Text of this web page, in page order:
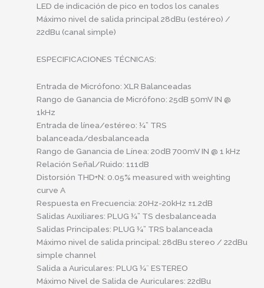
LED de indicación de pico en todos los canales
Máximo nivel de salida principal 28dBu (estéreo) /
22dBu (canal simple)
ESPECIFICACIONES TÉCNICAS:
Entrada de Micrófono: XLR Balanceadas
Rango de Ganancia de Micrófono: 25dB 50mV IN @
1kHz
Entrada de línea/estéreo: ¼” TRS
balanceada/desbalanceada
Rango de Ganancia de Línea: 20dB 700mV IN @ 1 kHz
Relación Señal/Ruido: 111dB
Distorsión THD+N: 0.05% measured with weighting
curve A
Respuesta en Frecuencia: 20Hz-20kHz ±1.2dB
Salidas Auxiliares: PLUG ¼” TS desbalanceada
Salidas Principales: PLUG ¼” TRS balanceada
Máximo nivel de salida principal: 28dBu stereo / 22dBu
simple channel
Salida a Auriculares: PLUG ¼¨ ESTEREO
Máximo Nivel de Salida de Auriculares: 22dBu